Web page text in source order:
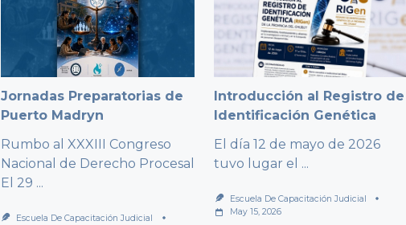
Jornadas Preparatorias de
Puerto Madryn
Rumbo al XXXIII Congreso
Nacional de Derecho Procesal
El 29 ...
Escuela De Capacitación Judicial
Introducción al Registro de
Identificación Genética
El día 12 de mayo de 2026
tuvo lugar el ...
Escuela De Capacitación Judicial
May 15, 2026